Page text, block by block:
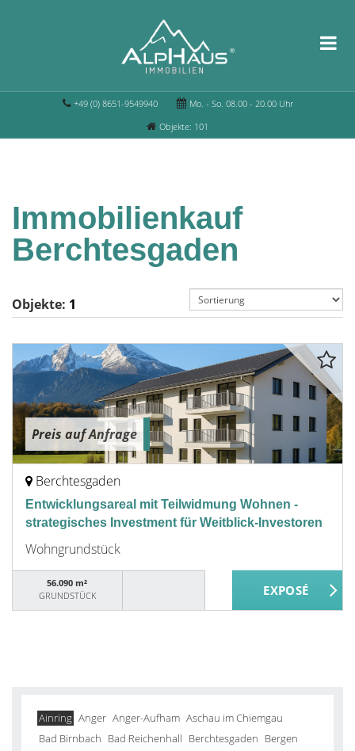
+49 (0) 8651-9549940
Mo. - So. 08.00 - 20.00 Uhr
Objekte: 101
Immobilienkauf
Berchtesgaden
Objekte: 1
Preis auf Anfrage
Berchtesgaden
Entwicklungsareal mit Teilwidmung Wohnen -
strategisches Investment für Weitblick-Investoren
Wohngrundstück
56.090 m²
GRUNDSTÜCK
Ainring Anger Anger-Aufham Aschau im Chiemgau
Bad Birnbach Bad Reichenhall Berchtesgaden Bergen